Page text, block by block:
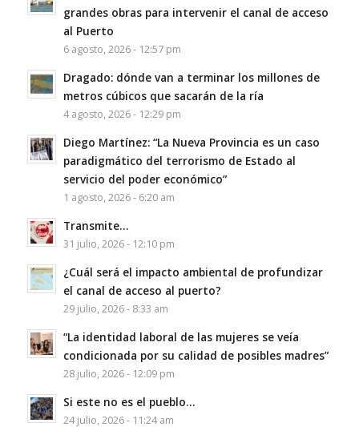
grandes obras para intervenir el canal de acceso
al Puerto
6 agosto, 2026 - 12:57 pm
Dragado: dónde van a terminar los millones de
metros cúbicos que sacarán de la ría
4 agosto, 2026 - 12:29 pm
Diego Martínez: “La Nueva Provincia es un caso
paradigmático del terrorismo de Estado al
servicio del poder económico”
1 agosto, 2026 - 6:20 am
Transmite…
31 julio, 2026 - 12:10 pm
¿Cuál será el impacto ambiental de profundizar
el canal de acceso al puerto?
29 julio, 2026 - 8:33 am
“La identidad laboral de las mujeres se veía
condicionada por su calidad de posibles madres”
28 julio, 2026 - 12:09 pm
Si este no es el pueblo…
24 julio, 2026 - 11:24 am